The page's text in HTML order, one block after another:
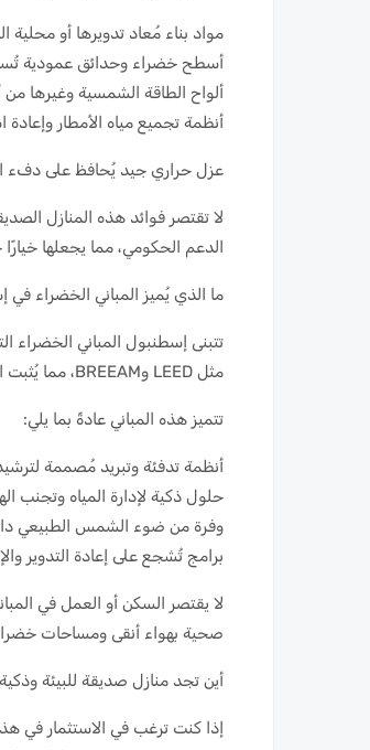
مواد بناء مُعاد تدويرها أو محلية
أسطح خضراء وحدائق عمودية
ألواح الطاقة الشمسية وغيرها من
أنظمة تجميع مياه الأمطار
عزل حراري جيد يُحافظ على دفء
لا تقتصر فوائد هذه المنازل
الدعم الحكومي، مما يجعلها خيارًا
ما الذي يُميز المباني الخضراء
تتبنى إسطنبول المباني الخضراء
مثل LEED وBREEAM، مما يُثبت استيفاءها لأعلى معايير الاستدامة.
تتميز هذه المباني عادةً بما يلي:
أنظمة تدفئة وتبريد مُصممة
حلول ذكية لإدارة المياه وتجنب
وفرة من ضوء الشمس الطبيعي داخل
برامج تُشجع على إعادة التدوير
لا يقتصر السكن أو العمل في
صحية بهواء أنقى ومساحات
أين تجد منازل صديقة للبيئة
إذا كنت ترغب في الاستثمار في